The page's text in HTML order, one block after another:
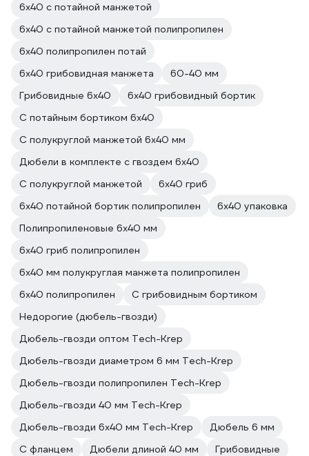
6х40 с потайной манжетой
6х40 с потайной манжетой полипропилен
6х40 полипропилен потай
6х40 грибовидная манжета
60-40 мм
Грибовидные 6х40
6х40 грибовидный бортик
С потайным бортиком 6х40
С полукруглой манжетой 6x40 мм
Дюбели в комплекте с гвоздем 6х40
С полукруглой манжетой
6х40 гриб
6х40 потайной бортик полипропилен
6х40 упаковка
Полипропиленовые 6х40 мм
6х40 гриб полипропилен
6x40 мм полукруглая манжета полипропилен
6х40 полипропилен
С грибовидным бортиком
Недорогие (дюбель-гвозди)
Дюбель-гвозди оптом Tech-Krep
Дюбель-гвозди диаметром 6 мм Tech-Krep
Дюбель-гвозди полипропилен Tech-Krep
Дюбель-гвозди 40 мм Tech-Krep
Дюбель-гвозди 6х40 мм Tech-Krep
Дюбель 6 мм
С фланцем
Дюбели длиной 40 мм
Грибовидные